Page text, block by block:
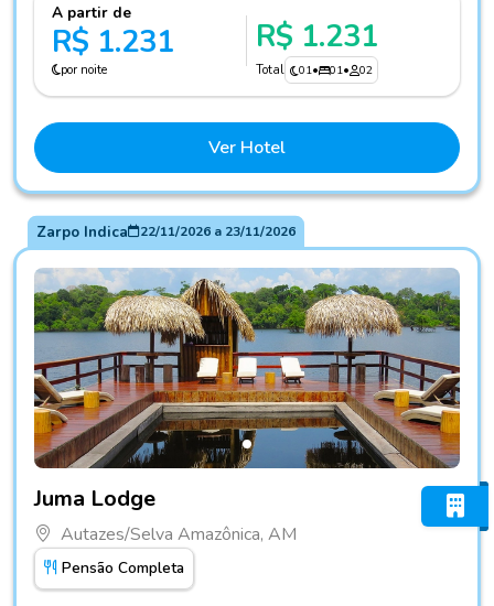
A partir de
R$ 1.231
por noite
R$ 1.231
Total 01• 01• 02
Ver Hotel
Zarpo Indica 22/11/2026a 23/11/2026
Juma Lodge
Autazes/Selva Amazônica, AM
Pensão Completa